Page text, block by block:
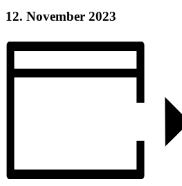
12. November 2023